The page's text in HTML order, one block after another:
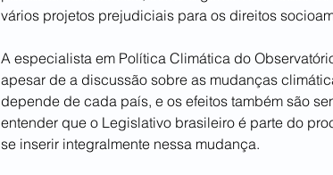
vários projetos prejudiciais para os direitos
A especialista em Política Climática do
apesar de a discussão sobre as mudanças
depende de cada país, e os efeitos também são
entender que o Legislativo brasileiro é parte do
se inserir integralmente nessa mudança.